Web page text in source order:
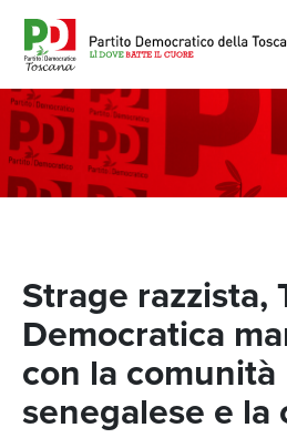
Strage razzista,
Democratica
con la comunità
senegalese e la